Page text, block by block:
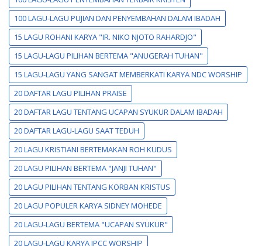
100 LAGU-LAGU PUJIAN DAN PENYEMBAHAN DALAM IBADAH
15 LAGU ROHANI KARYA "IR. NIKO NJOTO RAHARDJO"
15 LAGU-LAGU PILIHAN BERTEMA "ANUGERAH TUHAN"
15 LAGU-LAGU YANG SANGAT MEMBERKATI KARYA NDC WORSHIP
20 DAFTAR LAGU PILIHAN PRAISE
20 DAFTAR LAGU TENTANG UCAPAN SYUKUR DALAM IBADAH
20 DAFTAR LAGU-LAGU SAAT TEDUH
20 LAGU KRISTIANI BERTEMAKAN ROH KUDUS
20 LAGU PILIHAN BERTEMA "JANJI TUHAN"
20 LAGU PILIHAN TENTANG KORBAN KRISTUS
20 LAGU POPULER KARYA SIDNEY MOHEDE
20 LAGU-LAGU BERTEMA "UCAPAN SYUKUR"
20 LAGU-LAGU KARYA JPCC WORSHIP